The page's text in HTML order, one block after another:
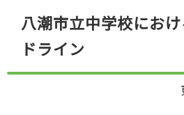
八潮市立中学校にお
ドライン